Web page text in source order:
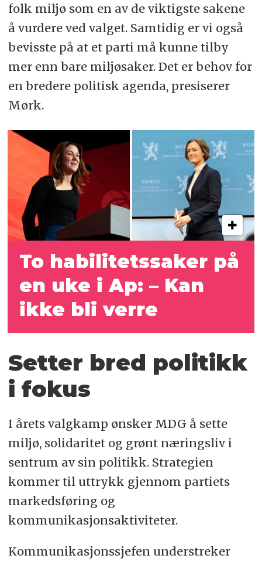
folk miljø som en av de viktigste sakene
å vurdere ved valget. Samtidig er vi også
bevisste på at et parti må kunne tilby
mer enn bare miljøsaker. Det er behov for
en bredere politisk agenda, presiserer
Mørk.
To habilitetssaker på
en uke i Ap: – Kan
ikke bli verre
Setter bred politikk
i fokus
I årets valgkamp ønsker MDG å sette
miljø, solidaritet og grønt næringsliv i
sentrum av sin politikk. Strategien
kommer til uttrykk gjennom partiets
markedsføring og
kommunikasjonsaktiviteter.
Kommunikasjonssjefen understreker